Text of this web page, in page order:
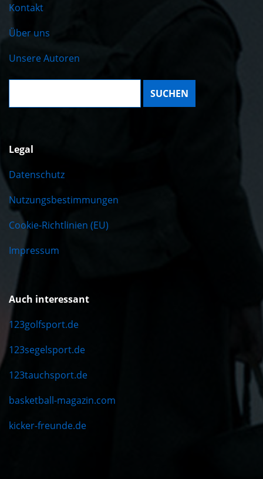
Kontakt
Über uns
Unsere Autoren
Suche:
Legal
Datenschutz
Nutzungsbestimmungen
Cookie-Richtlinien (EU)
Impressum
Auch interessant
123golfsport.de
123segelsport.de
123tauchsport.de
basketball-magazin.com
kicker-freunde.de